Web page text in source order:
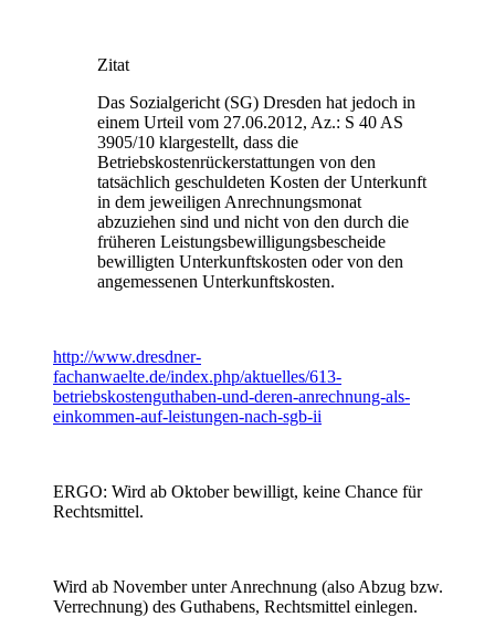
Zitat
Das Sozialgericht (SG) Dresden hat jedoch in
einem Urteil vom 27.06.2012, Az.: S 40 AS
3905/10 klargestellt, dass die
Betriebskostenrückerstattungen von den
tatsächlich geschuldeten Kosten der Unterkunft
in dem jeweiligen Anrechnungsmonat
abzuziehen sind und nicht von den durch die
früheren Leistungsbewilligungsbescheide
bewilligten Unterkunftskosten oder von den
angemessenen Unterkunftskosten.
http://www.dresdner-
fachanwaelte.de/index.php/aktuelles/613-
betriebskostenguthaben-und-deren-anrechnung-als-
einkommen-auf-leistungen-nach-sgb-ii
ERGO: Wird ab Oktober bewilligt, keine Chance für
Rechtsmittel.
Wird ab November unter Anrechnung (also Abzug bzw.
Verrechnung) des Guthabens, Rechtsmittel einlegen.